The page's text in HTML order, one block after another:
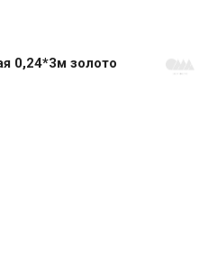
0,24*3м золото